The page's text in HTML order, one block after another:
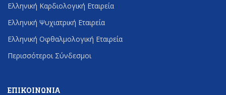
Ελληνική Καρδιολογική Εταιρεία
Ελληνική Ψυχιατρική Εταιρεία
Ελληνική Οφθαλμολογική Εταιρεία
Περισσότεροι Σύνδεσμοι
ΕΠΙΚΟΙΝΩΝΊΑ